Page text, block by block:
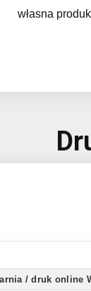
własna
/ druk online